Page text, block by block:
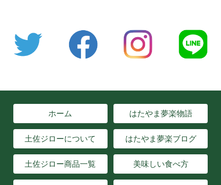
ホーム はたやま夢楽物語
土佐ジローについて はたやま夢楽ブログ
土佐ジロー商品一覧 美味しい食べ方